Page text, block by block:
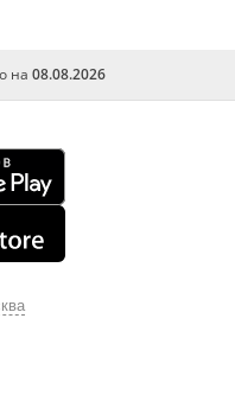
на 08.08.2026